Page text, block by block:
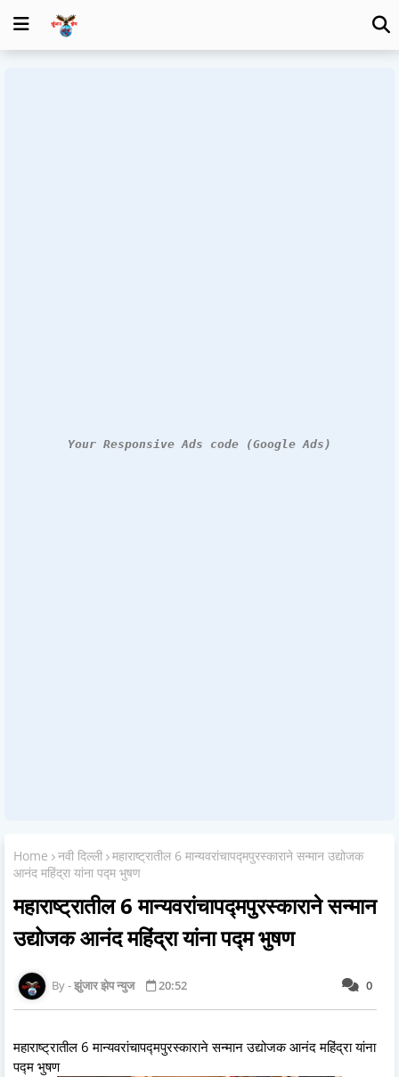
Your Responsive Ads code (Google Ads)
Home नवी दिल्ली महाराष्ट्रातील 6 मान्यवरांचापद्मपुरस्काराने सन्मान उद्योजक
आनंद महिंद्रा यांना पद्म भुषण
महाराष्ट्रातील 6 मान्यवरांचापद्मपुरस्काराने सन्मान
उद्योजक आनंद महिंद्रा यांना पद्म भुषण
0
झुंजार झेप न्युज 20:52
महाराष्ट्रातील 6 मान्यवरांचापद्मपुरस्काराने सन्मान उद्योजक आनंद महिंद्रा यांना
पद्म भुषण